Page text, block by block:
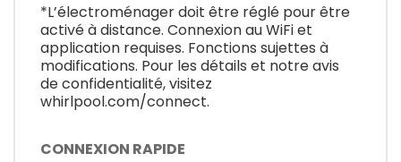
*L’électroménager doit être réglé pour être
activé à distance. Connexion au WiFi et
application requises. Fonctions sujettes à
modifications. Pour les détails et notre avis
de confidentialité, visitez
whirlpool.com/connect.
CONNEXION RAPIDE